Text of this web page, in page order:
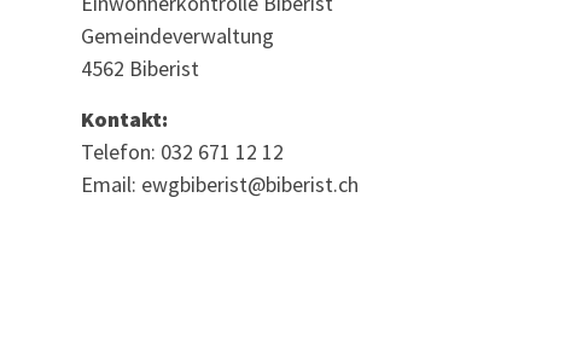
Gemeindeverwaltung
4562 Biberist
Kontakt:
Telefon: 032 671 12 12
Email: ewgbiberist@biberist.ch